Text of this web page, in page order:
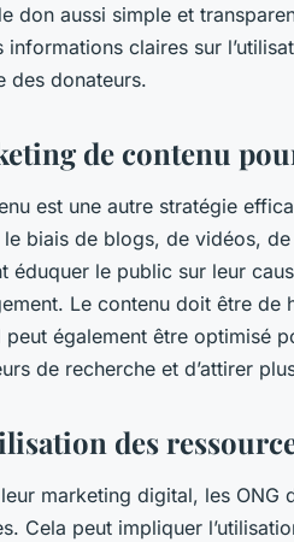
don aussi simple et
informations claires sur
des donateurs.
de contenu
est une autre stratégie
biais de blogs, de vidéos,
éduquer le public sur leur
Le contenu doit être
également être optimisé
de recherche et d’attirer
des
marketing digital, les ONG
Cela peut impliquer